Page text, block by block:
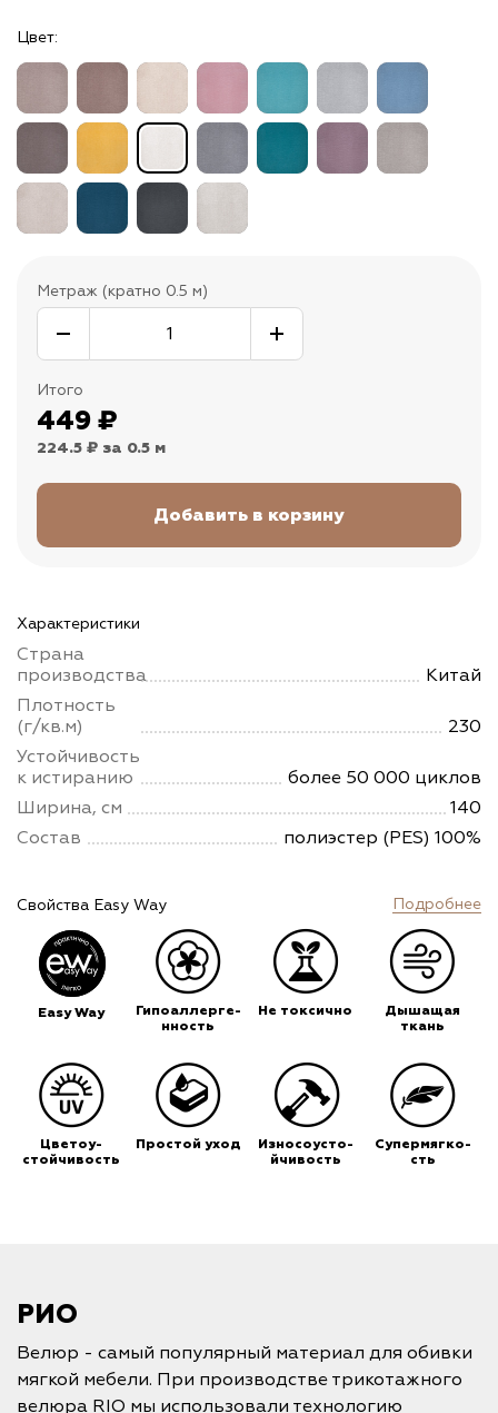
Цвет:
Метраж (кратно 0.5 м)
Итого
449 ₽
224.5 ₽ за 0.5 м
Характеристики
Страна
производства
Китай
Плотность
(г/кв.м)
230
Устойчивость
к истиранию
более 50 000 циклов
Ширина, см
140
Состав
полиэстер (PES) 100%
Свойства Easy Way Подробнее
Easy Way
Гипоаллерге-
нность
Не токсично
Дышащая
ткань
Цветоу-
стойчивость
Простой уход
Износоусто-
йчивость
Супермягко-
сть
РИО
Велюр - самый популярный материал для обивки
мягкой мебели. При производстве трикотажного
велюра RIO мы использовали технологию